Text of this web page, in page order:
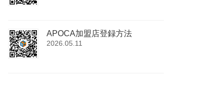
APOCA加盟店登録方法
2026.05.11